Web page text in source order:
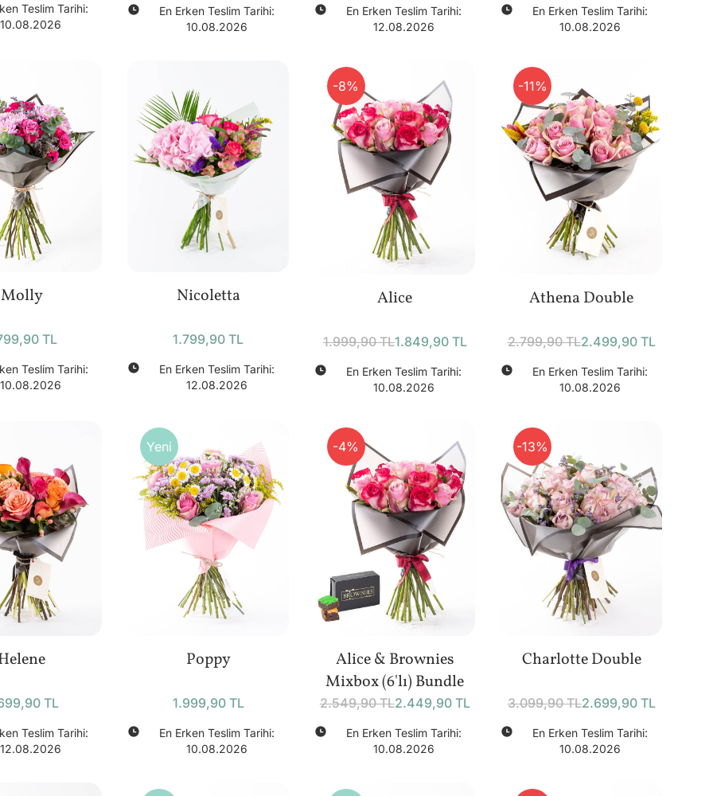
Teslim Tarihi:
10.08.2026
En Erken Teslim Tarihi:
10.08.2026
En Erken Teslim Tarihi:
12.08.2026
En Erken Teslim Tarihi:
10.08.2026
Molly
TL
Teslim Tarihi:
10.08.2026
Nicoletta
1.799,90 TL
En Erken Teslim Tarihi:
12.08.2026
-8%
Alice
1.999,90 TL1.849,90 TL
En Erken Teslim Tarihi:
10.08.2026
-11%
Athena Double
2.799,90 TL2.499,90 TL
En Erken Teslim Tarihi:
10.08.2026
TL
Teslim Tarihi:
12.08.2026
Yeni
Poppy
1.999,90 TL
En Erken Teslim Tarihi:
10.08.2026
-4%
Alice & Brownies
Mixbox (6'lı) Bundle
2.549,90 TL2.449,90 TL
En Erken Teslim Tarihi:
10.08.2026
-13%
Charlotte Double
3.099,90 TL2.699,90 TL
En Erken Teslim Tarihi:
10.08.2026